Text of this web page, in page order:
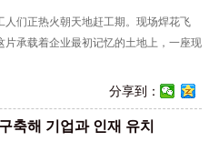
们正热火朝天地赶工期。现场焊花飞
承载着企业最初记忆的土地上，一座现
分享到：
축해 기업과 인재 유치